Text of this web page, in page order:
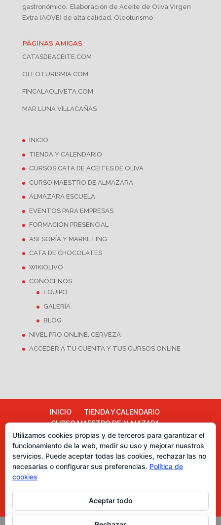
gastronómico. Elaboración de Aceite de Oliva Virgen
Extra (AOVE) de alta calidad. Oleoturismo
PÁGINAS AMIGAS
CATASDEACEITE.COM
OLEOTURISMIA.COM
FINCALAOLIVETA.COM
MAR LUNA VILLACAÑAS
INICIO
TIENDA Y CALENDARIO
CURSOS CATA DE ACEITES DE OLIVA
CURSO MAESTRO DE ALMAZARA
ALMAZARA ESCUELA
EVENTOS PARA EMPRESAS
FORMACIÓN PRESENCIAL
ASESORÍA Y MARKETING
CATA DE CHOCOLATES
WIKIOLIVO
CONÓCENOS
EQUIPO
GALERÍA
BLOG
NIVEL PRO ONLINE. CERVEZA
ACCEDER A TU CUENTA Y TUS CURSOS ONLINE
INICIO
TIENDA Y CALENDARIO
CURSO MAESTRO DE ALMAZARA
ALMAZARA ESCUELA
TÉRMINOS Y CONDICIONES
Más información sobre las cookies
Política de cookies
CATA DE CHOCOLATES
ASESORÍA Y MARKETING
CURSOS CATA DE ACEITES DE OLIVA
Utilizamos cookies propias y de terceros para garantizar el
funcionamiento de la web, medir su uso y mejorar nuestros
servicios. Puede aceptar todas las cookies, rechazar las no
necesarias o configurar sus preferencias. Política de
cookies
Aceptar todo